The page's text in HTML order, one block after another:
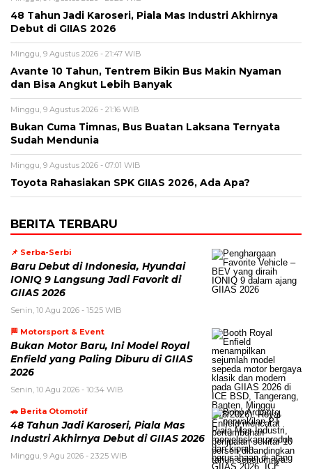
48 Tahun Jadi Karoseri, Piala Mas Industri Akhirnya
Debut di GIIAS 2026
Minggu, 9 Agustus 2026 - 21:47 WIB
Avante 10 Tahun, Tentrem Bikin Bus Makin Nyaman
dan Bisa Angkut Lebih Banyak
Minggu, 9 Agustus 2026 - 21:16 WIB
Bukan Cuma Timnas, Bus Buatan Laksana Ternyata
Sudah Mendunia
Minggu, 9 Agustus 2026 - 07:01 WIB
Toyota Rahasiakan SPK GIIAS 2026, Ada Apa?
BERITA TERBARU
📌 Serba-Serbi
Baru Debut di Indonesia, Hyundai
IONIQ 9 Langsung Jadi Favorit di
GIIAS 2026
Senin, 10 Agu 2026 - 15:25 WIB
🏁 Motorsport & Event
Bukan Motor Baru, Ini Model Royal
Enfield yang Paling Diburu di GIIAS
2026
Senin, 10 Agu 2026 - 10:34 WIB
🚗 Berita Otomotif
48 Tahun Jadi Karoseri, Piala Mas
Industri Akhirnya Debut di GIIAS 2026
Minggu, 9 Agu 2026 - 23:25 WIB